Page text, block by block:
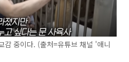
중이다. (출처=유튜브 채널 '애니